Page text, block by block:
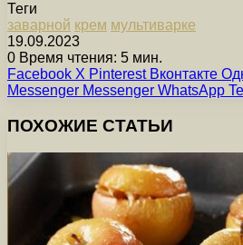
Теги
заварной крем мультиварке
19.09.2023
0 Время чтения: 5 мин.
Facebook X Pinterest Вконтакте
Messenger Messenger WhatsApp
ПОХОЖИЕ СТАТЬИ